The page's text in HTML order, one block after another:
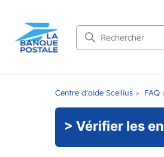
Recherche
Centre d'aide Scellius FAQ
> Vérifier les